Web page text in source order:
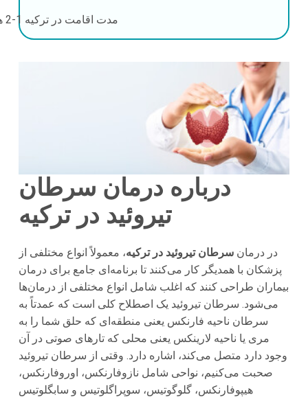
مدت اقامت در ترکیه 1-2 هفته
درباره درمان سرطان
تیروئید در ترکیه
در درمانسرطان تیروئید در ترکیه، معمولاً انواع مختلفی از
پزشکان با همدیگر کار می‌کنند تا برنامه‌ای جامع برای درمان
بیماران طراحی کنند که اغلب شامل انواع مختلفی از درمان‌ها
می‌شود. سرطان تیروئید یک اصطلاح کلی است که عمدتاً به
سرطان ناحیه فارنکس یعنی منطقه‌ای که حلق شما را به
مری یا ناحیه لارینکس یعنی محلی که تارهای صوتی در آن
وجود دارد متصل می‌کند، اشاره دارد. وقتی از سرطان تیروئید
صحبت می‌کنیم، نواحی شامل نازوفارنکس، اوروفارنکس،
هیپوفارنکس، گلوگوتیس، سوپراگلوتیس و سابگلوتیس